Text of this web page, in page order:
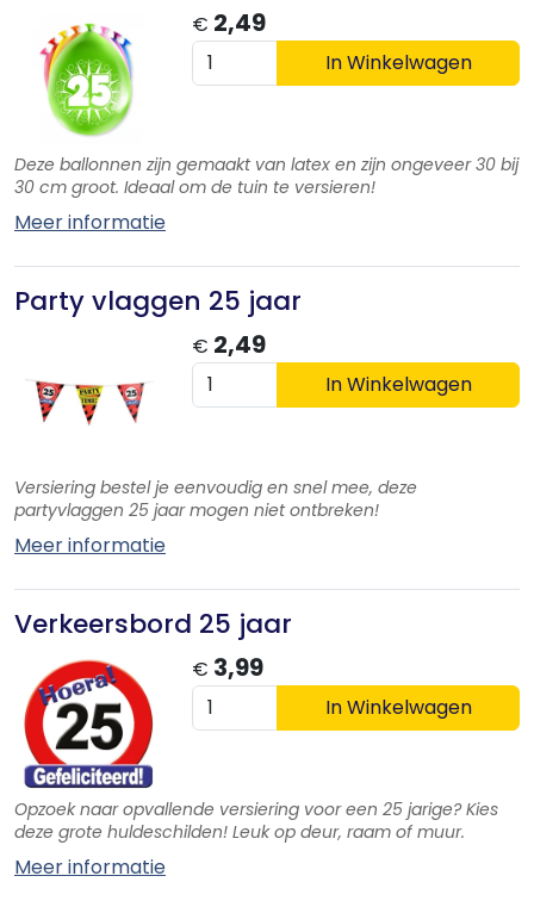
€ 2,49
In Winkelwagen
Deze ballonnen zijn gemaakt van latex en zijn ongeveer 30 bij
30 cm groot. Ideaal om de tuin te versieren!
Meer informatie
Party vlaggen 25 jaar
€ 2,49
In Winkelwagen
Versiering bestel je eenvoudig en snel mee, deze
partyvlaggen 25 jaar mogen niet ontbreken!
Meer informatie
Verkeersbord 25 jaar
€ 3,99
In Winkelwagen
Opzoek naar opvallende versiering voor een 25 jarige? Kies
deze grote huldeschilden! Leuk op deur, raam of muur.
Meer informatie